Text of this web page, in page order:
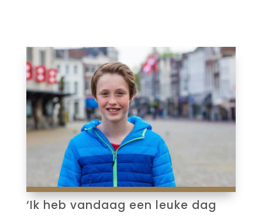
‘Ik heb vandaag een leuke dag